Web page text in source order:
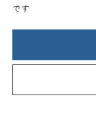
です